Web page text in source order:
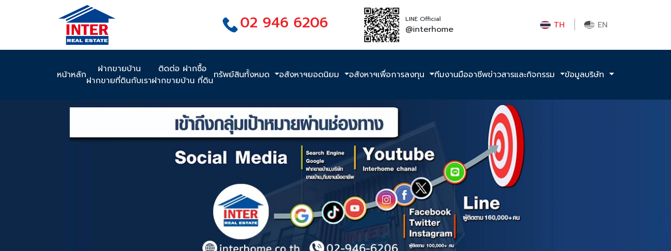
02 946 6206 LINE Official
@interhome TH EN
หน้าหลัก
ฝากขายบ้าน
ฝากขายที่ดินกับเรา
ติดต่อ ฝากซื้อ
ฝากขายบ้าน ที่ดินทรัพย์สินทั้งหมด อสังหาฯยอดนิยม อสังหาฯเพื่อการลงทุน ทีมงานมืออาชีพข่าวสารและกิจกรรม ข้อมูลบริษัท